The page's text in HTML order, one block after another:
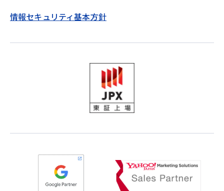
情報セキュリティ基本方針